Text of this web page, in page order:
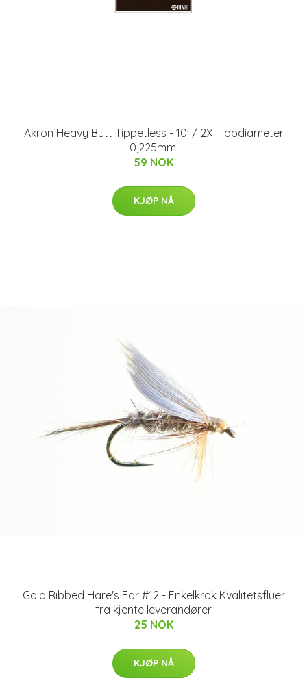
Akron Heavy Butt Tippetless - 10' / 2X Tippdiameter
0,225mm.
59 NOK
KJØP NÅ
Gold Ribbed Hare's Ear #12 - Enkelkrok Kvalitetsfluer
fra kjente leverandører
25 NOK
KJØP NÅ